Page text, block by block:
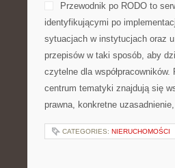
Przewodnik po RODO to
identyfikującymi po
sytuacjach w instytucjach oraz
przepisów w taki sposób, aby
czytelne dla
centrum tematyki znajdują się
prawna, konkretne
CATEGORIES: NIERUCHOMOŚCI